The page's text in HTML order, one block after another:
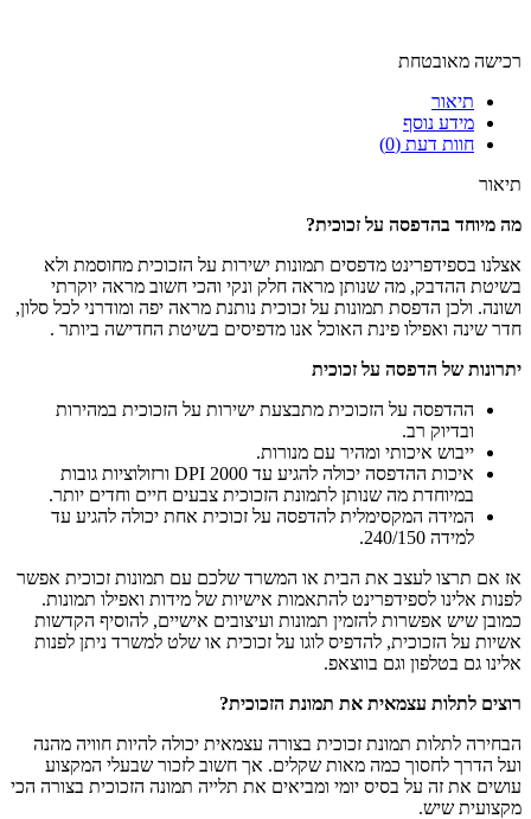
רכישה מאובטחת
תיאור
מידע נוסף
חוות דעת (0)
תיאור
מה מיוחד בהדפסה על זכוכית?
אצלנו בספידפרינט מדפסים תמונות ישירות על הזכוכית מחוסמת ולא
בשיטת ההדבק, מה שנותן מראה חלק ונקי והכי חשוב מראה יוקרתי
ושונה. ולכן הדפסת תמונות על זכוכית נותנת מראה יפה ומודרני לכל סלון,
חדר שינה ואפילו פינת האוכל אנו מדפיסים בשיטת החדישה ביותר .
יתרונות של הדפסה על זכוכית
ההדפסה על הזכוכית מתבצעת ישירות על הזכוכית במהירות
ובדיוק רב.
ייבוש איכותי ומהיר עם מנורות.
איכות ההדפסה יכולה להגיע עד 2000 DPI ורזולוציות גובות
במיוחדת מה שנותן לתמונת הזכוכית צבעים חיים וחדים יותר.
המידה המקסימלית להדפסה על זכוכית אחת יכולה להגיע עד
למידה 240/150.
אז אם תרצו לעצב את הבית או המשרד שלכם עם תמונות זכוכית אפשר
לפנות אלינו לספידפרינט להתאמות אישיות של מידות ואפילו תמונות.
כמובן שיש אפשרות להזמין תמונות ועיצובים אישיים, להוסיף הקדשות
אשיות על הזכוכית, להדפיס לוגו על זכוכית או שלט למשרד ניתן לפנות
אלינו גם בטלפון וגם בווצאפ.
רוצים לתלות עצמאית את תמונת הזכוכית?
הבחירה לתלות תמונת זכוכית בצורה עצמאית יכולה להיות חוויה מהנה
ועל הדרך לחסוך כמה מאות שקלים. אך חשוב לזכור שבעלי המקצוע
עושים את זה על בסיס יומי ומביאים את תלייה תמונה הזכוכית בצורה הכי
מקצועית שיש.